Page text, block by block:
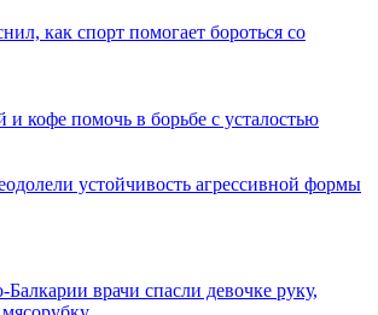
как спорт помогает бороться со
и кофе помочь в борьбе с усталостью
устойчивость агрессивной формы
врачи спасли девочке руку,